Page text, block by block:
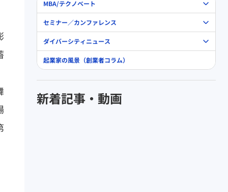
MBA/テクノベート
セミナー／カンファレンス
ダイバーシティニュース
起業家の風景（創業者コラム）
新着記事・動画